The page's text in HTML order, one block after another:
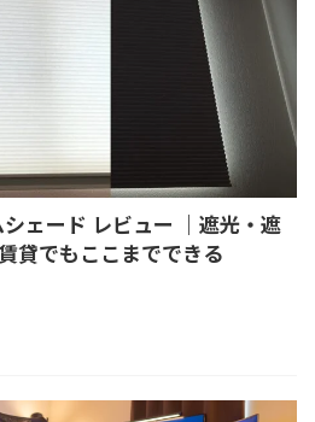
ェード レビュー ｜遮光・遮
貸でもここまでできる